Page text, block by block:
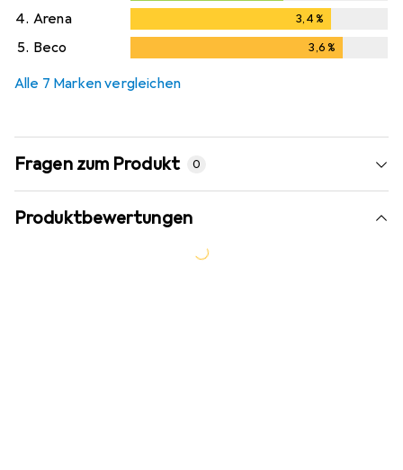
4. Arena 3,4%
5. Beco 3,6%
Alle 7 Marken vergleichen
Fragen zum Produkt 0
Produktbewertungen